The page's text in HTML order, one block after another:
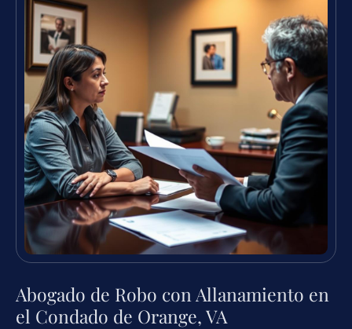
Abogado de Robo con Allanamiento en
el Condado de Orange, VA